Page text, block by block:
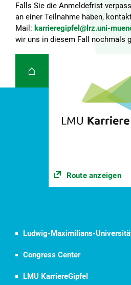
Falls Sie die Anmeldefrist
an einer Teilnahme haben,
Mail: karrieregipfel@lrz.uni-
wir uns in diesem Fall nochmals
Route anzeigen
Ludwig-Maximilians-
Congress Center
LMU KarriereGipfel